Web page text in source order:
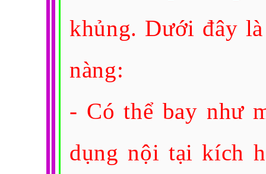
khủng. Dưới đây
nàng:
- Có thể bay như
dụng nội tại kích